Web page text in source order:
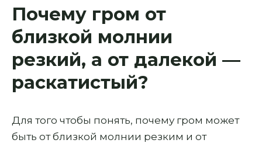
Почему гром от
близкой молнии
резкий, а от далекой —
раскатистый?
Для того чтобы понять, почему гром может
быть от близкой молнии резким и от